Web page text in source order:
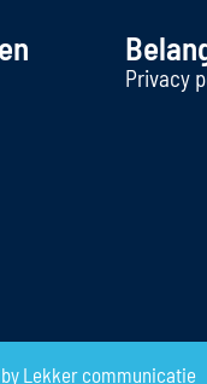
Privacy
by Lekker communicatie